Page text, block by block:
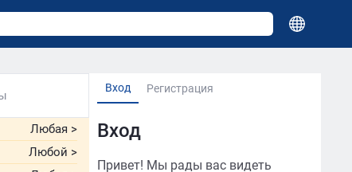
Вход Регистрация
Вход
Привет! Мы рады вас видеть
Любая >
Любой >